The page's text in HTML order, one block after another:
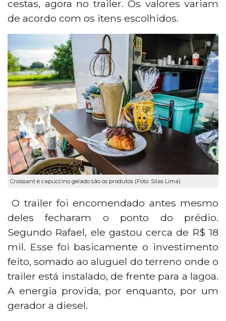
cestas, agora no trailer. Os valores variam
de acordo com os itens escolhidos.
Croissant e capuccino gelado são os produtos (Foto: Silas Lima)
O trailer foi encomendado antes mesmo
deles fecharam o ponto do prédio.
Segundo Rafael, ele gastou cerca de R$ 18
mil. Esse foi basicamente o investimento
feito, somado ao aluguel do terreno onde o
trailer está instalado, de frente para a lagoa.
A energia provida, por enquanto, por um
gerador a diesel.